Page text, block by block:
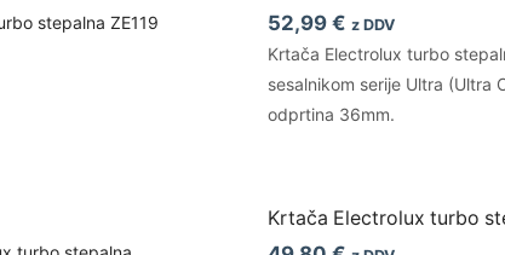
52,99 € z DDV
Krtača Electrolux turbo
sesalnikom serije Ultra (Ultra
odprtina 36mm.
Krtača Electrolux turbo